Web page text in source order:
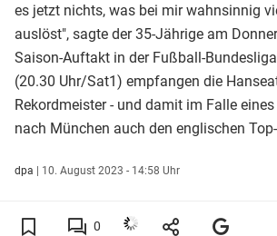
es jetzt nichts, was bei mir wahnsinnig
auslöst", sagte der 35-Jährige am
Saison-Auftakt in der Fußball-
(20.30 Uhr/Sat1) empfangen die
Rekordmeister - und damit im Falle
nach München auch den englischen
dpa | 10. August 2023 - 14:58 Uhr
0